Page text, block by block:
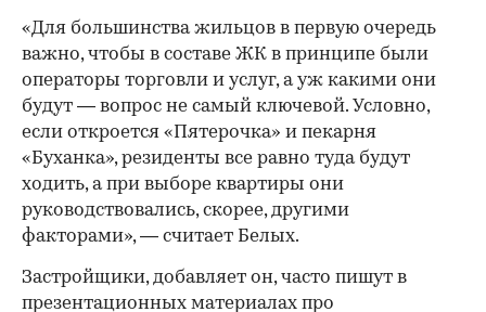
«Для большинства жильцов в первую очередь
важно, чтобы в составе ЖК в принципе были
операторы торговли и услуг, а уж какими они
будут — вопрос не самый ключевой. Условно,
если откроется «Пятерочка» и пекарня
«Буханка», резиденты все равно туда будут
ходить, а при выборе квартиры они
руководствовались, скорее, другими
факторами», — считает Белых.
Застройщики, добавляет он, часто пишут в
презентационных материалах про